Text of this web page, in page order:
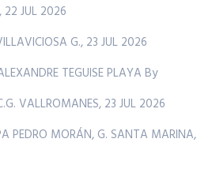
22 JUL 2026
G., 23 JUL 2026
TEGUISE PLAYA By
VALLROMANES, 23 JUL 2026
PEDRO MORÁN, G. SANTA MARINA,